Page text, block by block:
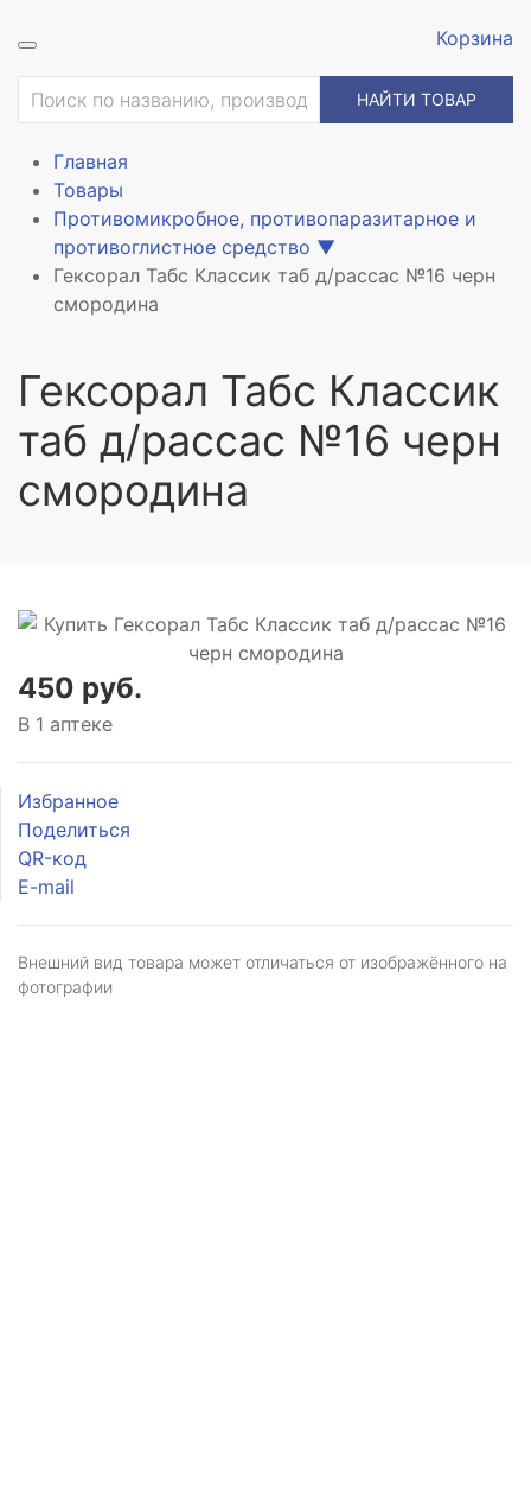
Корзина
НАЙТИ ТОВАР
Главная
Товары
Противомикробное, противопаразитарное и
противоглистное средство ▼
Гексорал Табс Классик таб д/рассас №16 черн
смородина
Гексорал Табс Классик
таб д/рассас №16 черн
смородина
450 руб.
В 1 аптеке
Избранное
Поделиться
QR-код
E-mail
Внешний вид товара может отличаться от изображённого на
фотографии